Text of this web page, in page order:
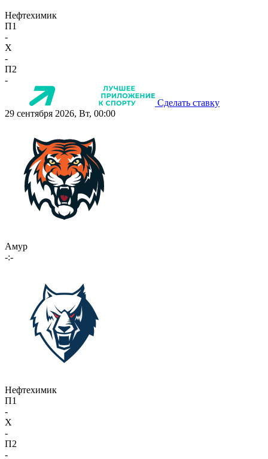
Нефтехимик
П1
-
X
-
П2
-
Сделать ставку
29 сентября 2026, Вт, 00:00
Амур
-:-
Нефтехимик
П1
-
X
-
П2
-